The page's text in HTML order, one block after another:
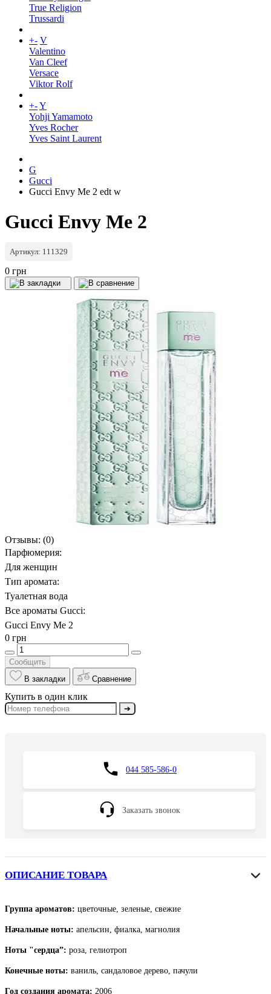
True Religion
Trussardi
+- V
Valentino
Van Cleef
Versace
Viktor Rolf
+-Y
Yohji Yamamoto
Yves Rocher
Yves Saint Laurent
G
Gucci
Gucci Envy Me 2 edt w
Gucci Envy Me 2
Артикул: 111329
0 грн
Отзывы: (0)
Парфюмерия:
Для женщин
Тип аромата:
Туалетная вода
Все ароматы Gucci:
Gucci Envy Me 2
0 грн
Сообщить
В закладки
Сравнение
Купить в один клик
➔
044 585-586-0
Заказать звонок
ОПИСАНИЕ ТОВАРА
Группа ароматов: цветочные, зеленые, свежие
Начальные ноты: апельсин, фиалка, магнолия
Ноты "сердца”: роза, гелиотроп
Конечные ноты: ваниль, сандаловое дерево, пачули
Год создания аромата: 2006